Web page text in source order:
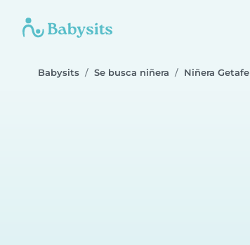
Babysits Se busca niñera Niñera Getafe